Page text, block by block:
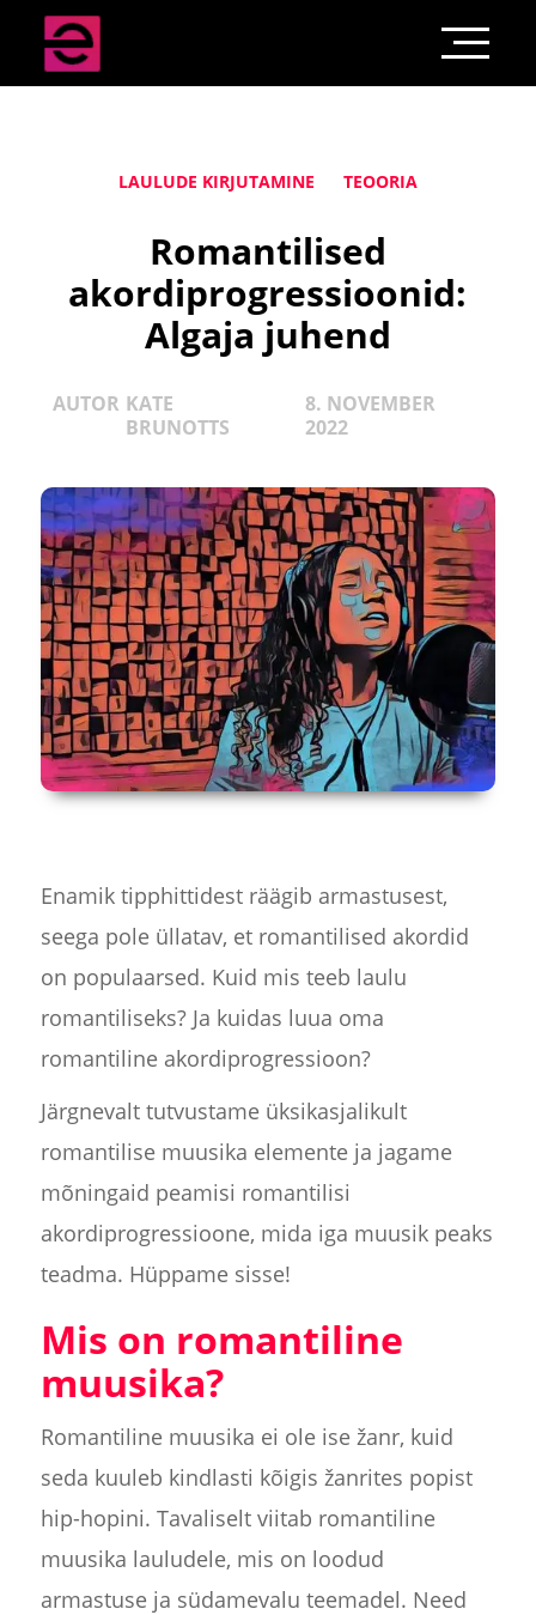
LAULUDE KIRJUTAMINE TEOORIA
Romantilised
akordiprogressioonid:
Algaja juhend
AUTOR KATE
BRUNOTTS
8. NOVEMBER
2022
Enamik tipphittidest räägib armastusest,
seega pole üllatav, et romantilised akordid
on populaarsed. Kuid mis teeb laulu
romantiliseks? Ja kuidas luua oma
romantiline akordiprogressioon?
Järgnevalt tutvustame üksikasjalikult
romantilise muusika elemente ja jagame
mõningaid peamisi romantilisi
akordiprogressioone, mida iga muusik peaks
teadma. Hüppame sisse!
Mis on romantiline
muusika?
Romantiline muusika ei ole ise žanr, kuid
seda kuuleb kindlasti kõigis žanrites popist
hip-hopini. Tavaliselt viitab romantiline
muusika lauludele, mis on loodud
armastuse ja südamevalu teemadel. Need